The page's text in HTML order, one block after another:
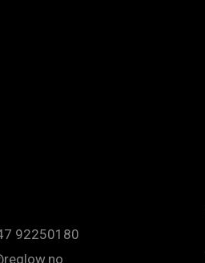
92250180